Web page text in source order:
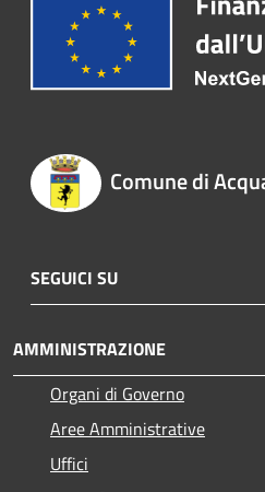
Comune di
SEGUICI SU
AMMINISTRAZIONE
Organi di Governo
Aree Amministrative
Uffici